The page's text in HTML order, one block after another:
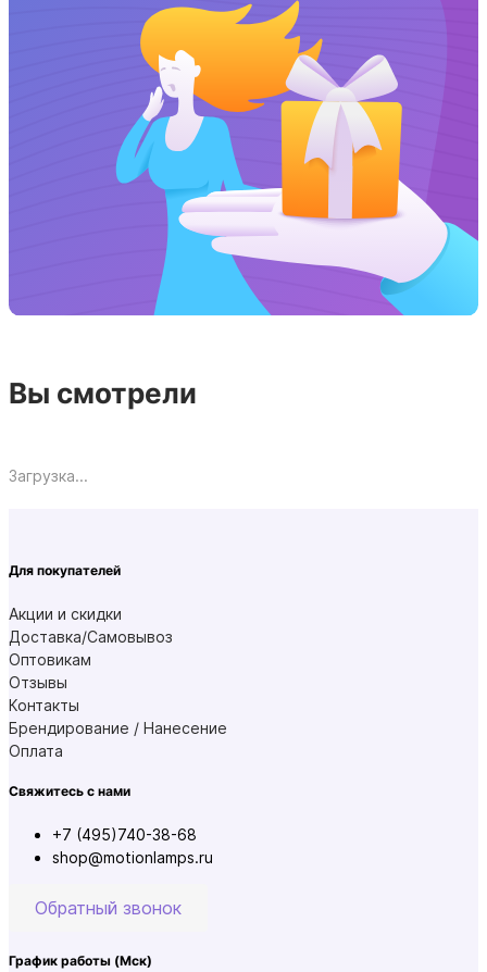
Вы смотрели
Загрузка...
Для покупателей
Акции и скидки
Доставка/Самовывоз
Оптовикам
Отзывы
Контакты
Брендирование / Нанесение
Оплата
Свяжитесь с нами
+7 (495)740-38-68
shop@motionlamps.ru
Обратный звонок
График работы (Мск)